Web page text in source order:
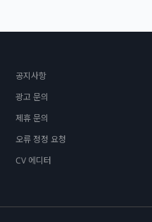
공지사항
광고 문의
제휴 문의
오류 정정 요청
CV 에디터